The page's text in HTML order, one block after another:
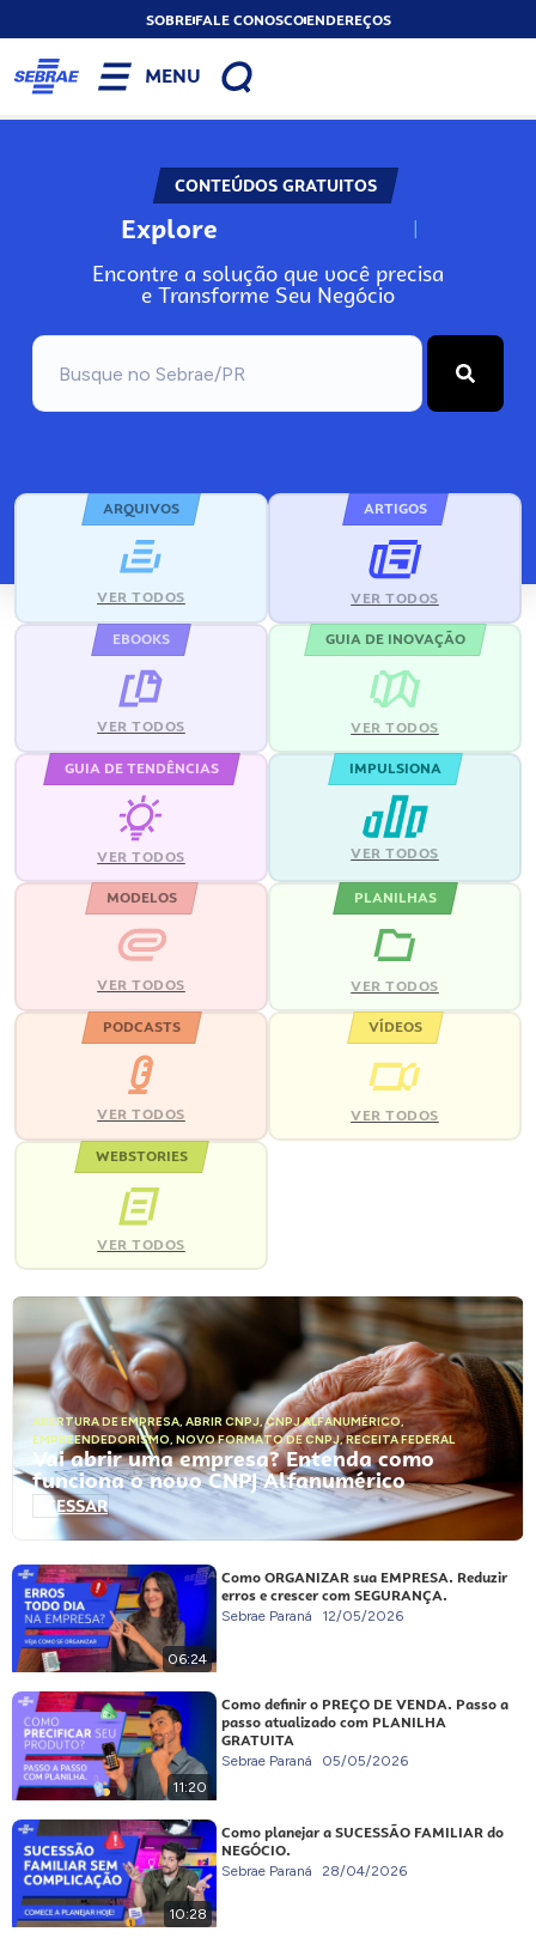
SOBREFALE CONOSCOENDEREÇOS
MENU
CONTEÚDOS GRATUITOS
Explore N
Encontre a solução que você precisa
e Transforme Seu Negócio
ARQUIVOS
VER TODOS
ARTIGOS
VER TODOS
EBOOKS
VER TODOS
GUIA DE INOVAÇÃO
VER TODOS
GUIA DE TENDÊNCIAS
VER TODOS
IMPULSIONA
VER TODOS
MODELOS
VER TODOS
PLANILHAS
VER TODOS
PODCASTS
VER TODOS
VÍDEOS
VER TODOS
WEBSTORIES
VER TODOS
ABERTURA DE EMPRESA, ABRIR CNPJ,CNPJ ALFANUMÉRICO,
EMPREENDEDORISMO, NOVO FORMATO DE CNPJ,RECEITA FEDERAL
Vai abrir uma empresa? Entenda como
funciona o novo CNPJ Alfanumérico
ACESSAR
06:24
Como ORGANIZAR sua EMPRESA. Reduzir
erros e crescer com SEGURANÇA.
Sebrae Paraná 12/05/2026
11:20
Como definir o PREÇO DE VENDA. Passo a
passo atualizado com PLANILHA
GRATUITA
Sebrae Paraná 05/05/2026
10:28
Como planejar a SUCESSÃO FAMILIAR do
NEGÓCIO.
Sebrae Paraná 28/04/2026